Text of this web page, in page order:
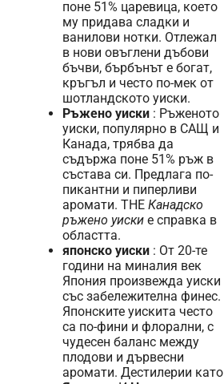
поне 51% царевица, което
му придава сладки и
ванилови нотки. Отлежал
в нови овъглени дъбови
бъчви, бърбънът е богат,
кръгъл и често по-мек от
шотландското уиски.
Ръжено уиски : Ръженото
уиски, популярно в САЩ и
Канада, трябва да
съдържа поне 51% ръж в
състава си. Предлага по-
пикантни и пиперливи
аромати. THE Канадско
ръжено уиски е справка в
областта.
японско уиски : От 20-те
години на миналия век
Япония произвежда уиски
със забележителна финес.
Японските уискита често
са по-фини и флорални, с
чудесен баланс между
плодови и дървесни
аромати. Дестилерии като